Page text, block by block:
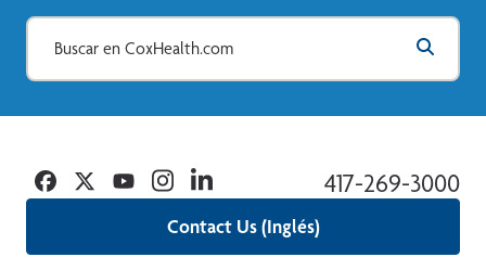
Contact Us (Inglés)
417-269-3000
Facebook
TwitterYouTubeInstagramLinkedin